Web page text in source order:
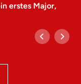
erstes Major,